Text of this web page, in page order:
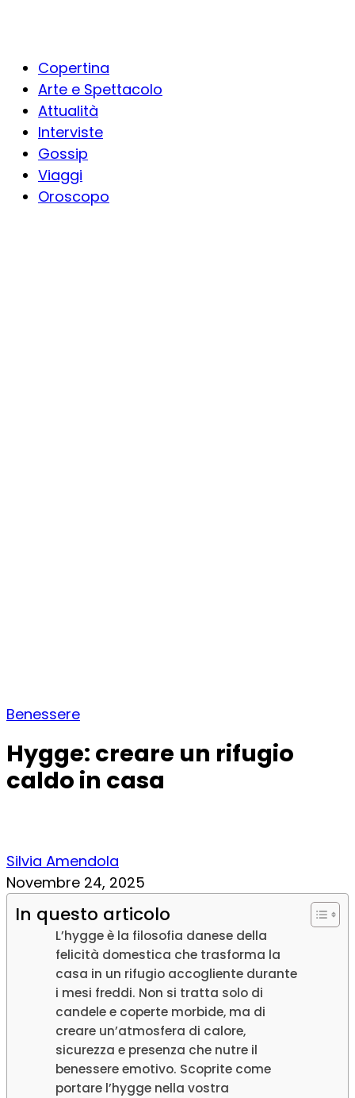
Copertina
Arte e Spettacolo
Attualità
Interviste
Gossip
Viaggi
Oroscopo
Benessere
Hygge: creare un rifugio
caldo in casa
Silvia Amendola
Novembre 24, 2025
In questo articolo
L’hygge è la filosofia danese della
felicità domestica che trasforma la
casa in un rifugio accogliente durante
i mesi freddi. Non si tratta solo di
candele e coperte morbide, ma di
creare un’atmosfera di calore,
sicurezza e presenza che nutre il
benessere emotivo. Scoprite come
portare l’hygge nella vostra